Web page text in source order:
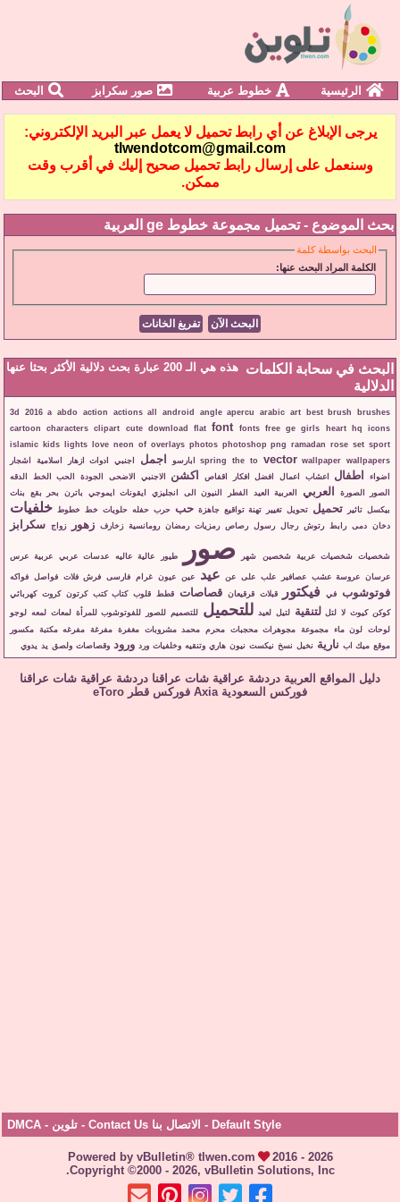
الرئيسية خطوط عربية صور سكرابز البحث
يرجى الإبلاغ عن أي رابط تحميل لا يعمل عبر البريد الإلكتروني:
tlwendotcom@gmail.com
وسنعمل على إرسال رابط تحميل صحيح إليك في أقرب وقت
ممكن.
بحث الموضوع -تحميل مجموعة خطوط ge العربية
البحث بواسطة كلمة
الكلمة المراد البحث عنها:
هذه هي الـ 200 عبارة بحث دلالية الأكثر بحثا عنها البحث في سحابة الكلمات
الدلالية
3d 2016 a abdo action actions all android angle apercu arabic art best brush
brushes
cartoon
characters clipart cute download flat font fonts free ge girls heart hq
icons
islamic kids lights love neon of overlays photos photoshop png ramadan rose set sport
spring
the to vector wallpaper wallpapers ابارسو اجمل اجنبي ادوات ازهار اسلامية
اشجار
اضواء
اطفال اعشاب اعمال افضل افكار اقفاص اكشن الاجنبي الاضحى الجودة الحب الخط
الدقه
الصور
الصورة العربي العربية العيد الفطر النيون الى انجليزي ايقونات ايموجي باترن بحر بقع
بنات
بيكسل تاثير تحميل تحويل تغيير تهنة تواقيع جاهزة حب حرب حفله حلويات خط خطوط خلفيات
دخان دمى رابط رتوش رجال رسول رصاص رمزيات رمضان رومانسية زخارف زهور زواج سكرابز
شخصيات شخصيات عربية شخصين شهر صور طيور عالية عاليه عدسات عربي عربية عرس
عرسان عروسة عشب عصافير علب على عن عيد عين عيون غرام فارسى فرش فلات فواصل فواكه
فوتوشوب في فيكتور قبلات قرقيعان قصاصات قطط قلوب كتاب كتب كرتون كروت كهربائي
كوكن كيوت لا لتل لتنقية لتيل لعيد للتحميل للتصميم للصور للفوتوشوب للمرأة لمعات لمعه لوجو
لوحات
لون ماء مجموعة مجوهرات محجبات محرم محمد مشروبات مغفرة مفرغة مفرغه مكتبة مكسور
موقع ميك اب نارية نخيل نسخ نيكست نيون هاري وتنقيه وخلفيات ورد ورود وقصاصات ولصق يد يدوي
دليل المواقع العربية دردشة عراقية شات عراقنا دردشة عراقية شات عراقنا
فوركس السعودية Axia فوركس قطر eToro
Default Style
- الاتصال بنا Contact Us - تلوين -
DMCA
Powered by vBulletin® tlwen.com
2016 - 2026
Copyright ©2000 - 2026, vBulletin Solutions, Inc.